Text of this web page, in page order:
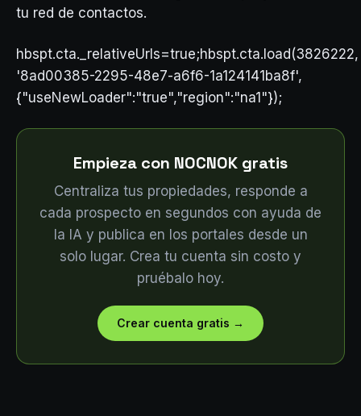
tu red de contactos.
hbspt.cta._relativeUrls=true;hbspt.cta.load(3826222,
'8ad00385-2295-48e7-a6f6-1a124141ba8f',
{"useNewLoader":"true","region":"na1"});
Empieza con NOCNOK gratis
Centraliza tus propiedades, responde a
cada prospecto en segundos con ayuda de
la IA y publica en los portales desde un
solo lugar. Crea tu cuenta sin costo y
pruébalo hoy.
Crear cuenta gratis →